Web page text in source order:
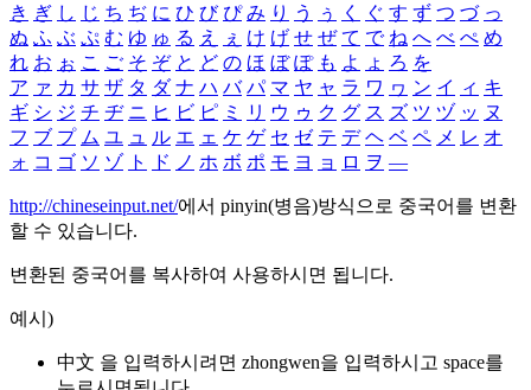
き ぎ し じ ち ぢ に ひ び ぴ み り う ぅ く ぐ す ず つ づ っ
ぬ ふ ぶ ぷ む ゆ ゅ る え ぇ け げ せ ぜ て で ね へ べ ぺ め
れ お ぉ こ ご そ ぞ と ど の ほ ぼ ぽ も よ ょ ろ を
ア ァ カ サ ザ タ ダ ナ ハ バ パ マ ヤ ャ ラ ワ ヮ ン イ ィ キ
ギ シ ジ チ ヂ ニ ヒ ビ ピ ミ リ ウ ゥ ク グ ス ズ ツ ヅ ッ ヌ
フ ブ プ ム ユ ュ ル エ ェ ケ ゲ セ ゼ テ デ ヘ ベ ペ メ レ オ
ォ コ ゴ ソ ゾ ト ド ノ ホ ボ ポ モ ヨ ョ ロ ヲ ―
http://chineseinput.net/에서 pinyin(병음)방식으로 중국어를 변환
할 수 있습니다.
변환된 중국어를 복사하여 사용하시면 됩니다.
예시)
中文 을 입력하시려면 zhongwen을 입력하시고 space를